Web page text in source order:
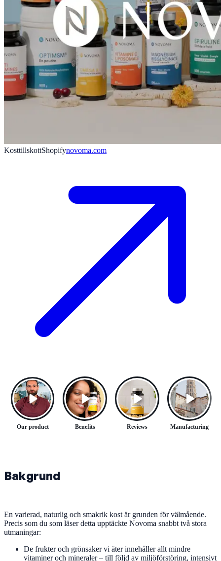
KosttillskottShopifynovoma.com
Our product Benefits Reviews Manufacturing
Bakgrund
En varierad, naturlig och smakrik kost är grunden för välmående.
Precis som du som läser detta upptäckte Novoma snabbt två stora
utmaningar:
De frukter och grönsaker vi äter innehåller allt mindre
vitaminer och mineraler – till följd av miljöförstöring, intensivt